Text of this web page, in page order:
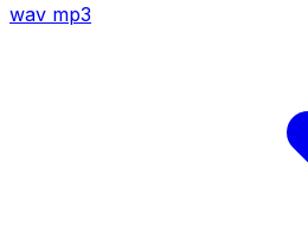
wav mp3